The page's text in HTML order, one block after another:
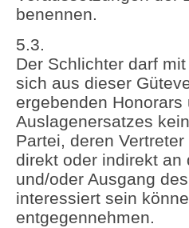
benennen.
5.3.
Der Schlichter darf
sich aus dieser
ergebenden Honorars
Auslagenersatzes
Partei, deren
direkt oder indirekt an
und/oder Ausgang
interessiert sein
entgegennehmen.